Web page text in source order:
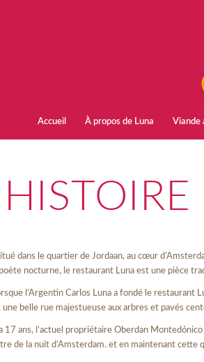
Accueil À propos de Luna Viande
dans le quartier de Jordaan, au cœur
nocturne, le restaurant Luna est une pièce
l’Argentin Carlos Luna a fondé le
belle rue majestueuse aux arbres et pavés
17 ans, l’actuel propriétaire Oberdan
de la nuit d’Amsterdam. et en maintenant cette